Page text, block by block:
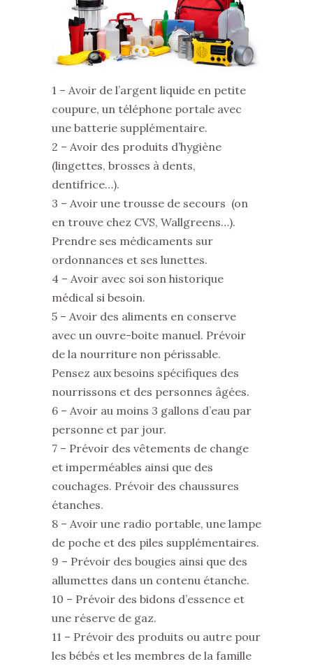
1 – Avoir de l’argent liquide en petite
coupure, un téléphone portale avec
une batterie supplémentaire.
2 – Avoir des produits d’hygiène
(lingettes, brosses à dents,
dentifrice…).
3 – Avoir une trousse de secours (on
en trouve chez CVS, Wallgreens…).
Prendre ses médicaments sur
ordonnances et ses lunettes.
4 – Avoir avec soi son historique
médical si besoin.
5 – Avoir des aliments en conserve
avec un ouvre-boite manuel. Prévoir
de la nourriture non périssable.
Pensez aux besoins spécifiques des
nourrissons et des personnes âgées.
6 – Avoir au moins 3 gallons d’eau par
personne et par jour.
7 – Prévoir des vêtements de change
et imperméables ainsi que des
couchages. Prévoir des chaussures
étanches.
8 – Avoir une radio portable, une lampe
de poche et des piles supplémentaires.
9 – Prévoir des bougies ainsi que des
allumettes dans un contenu étanche.
10 – Prévoir des bidons d’essence et
une réserve de gaz.
11 – Prévoir des produits ou autre pour
les bébés et les membres de la famille